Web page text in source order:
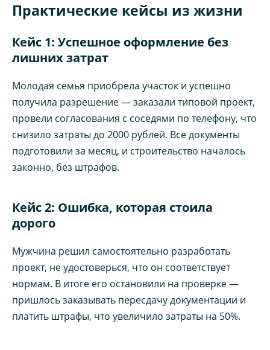
Практические кейсы из жизни
Кейс 1: Успешное оформление без
лишних затрат
Молодая семья приобрела участок и успешно
получила разрешение — заказали типовой проект,
провели согласования с соседями по телефону, что
снизило затраты до 2000 рублей. Все документы
подготовили за месяц, и строительство началось
законно, без штрафов.
Кейс 2: Ошибка, которая стоила
дорого
Мужчина решил самостоятельно разработать
проект, не удостоверься, что он соответствует
нормам. В итоге его остановили на проверке —
пришлось заказывать пересдачу документации и
платить штрафы, что увеличило затраты на 50%.